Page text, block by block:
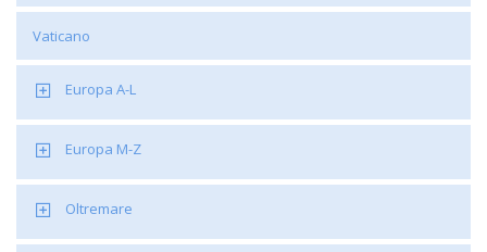
Vaticano
Europa A-L
Europa M-Z
Oltremare